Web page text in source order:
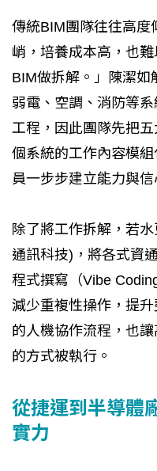
傳統BIM團隊往往高度
峭，培養成本高，也
BIM做拆解。」陳潔如
弱電、空調、消防等
工程，因此團隊先把
個系統的工作內容模
員一步步建立能力與信
除了將工作拆解，若
通訊科技)，將各式資
程式撰寫（Vibe
減少重複性操作，提
的人機協作流程，也
的方式被執行。
從捷運到半導體
實力